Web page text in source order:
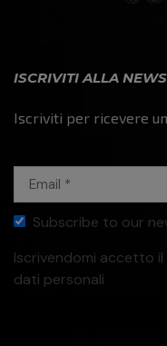
ISCRIVITI ALLA
Iscriviti per ricevere un
Subscribe to our
Iscrivendomi accetto
dati personali